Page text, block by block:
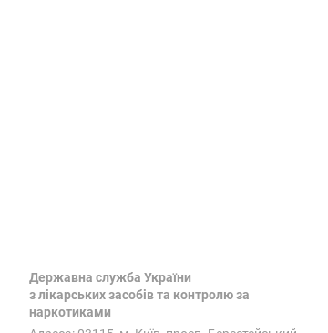
Державна служба України
з лікарських засобів та контролю за
наркотиками